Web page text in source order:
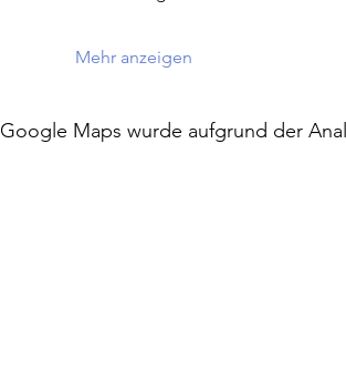
Mehr anzeigen
Google Maps wurde aufgrund der